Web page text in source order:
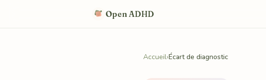
Open ADHD
Accueil›Écart de diagnostic